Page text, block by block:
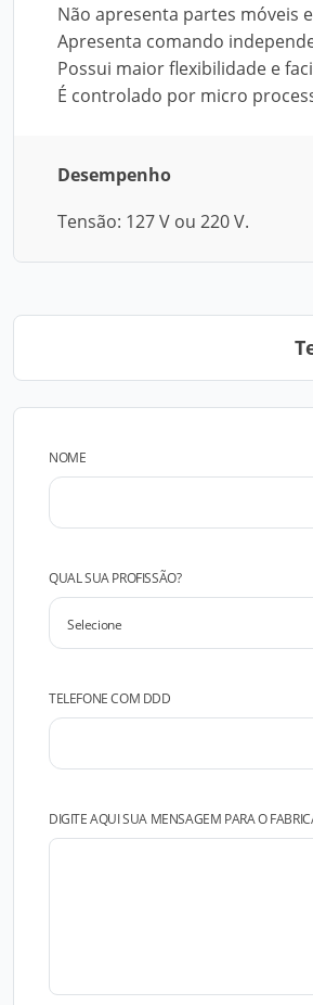
Não apresenta partes móveis
Apresenta comando
Possui maior flexibilidade e
É controlado por micro
Desempenho
Tensão: 127 V ou 220 V.
NOME
QUAL SUA PROFISSÃO?
TELEFONE COM DDD
DIGITE AQUI SUA MENSAGEM PARA O